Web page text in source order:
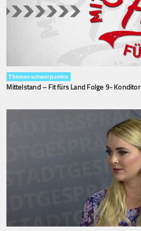
Themenschwerpunkte
Mittelstand – Fit fürs Land Folge 9- Konditor